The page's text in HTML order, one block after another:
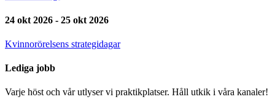
24 okt 2026 - 25 okt 2026
Kvinnorörelsens strategidagar
Lediga jobb
Varje höst och vår utlyser vi praktikplatser. Håll utkik i våra kanaler!